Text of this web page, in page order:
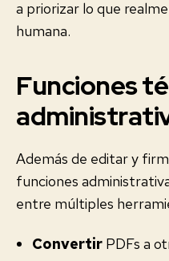
a priorizar lo que
humana.
Funciones
Además de editar y
funciones
entre múltiples
Convertir PDFs a